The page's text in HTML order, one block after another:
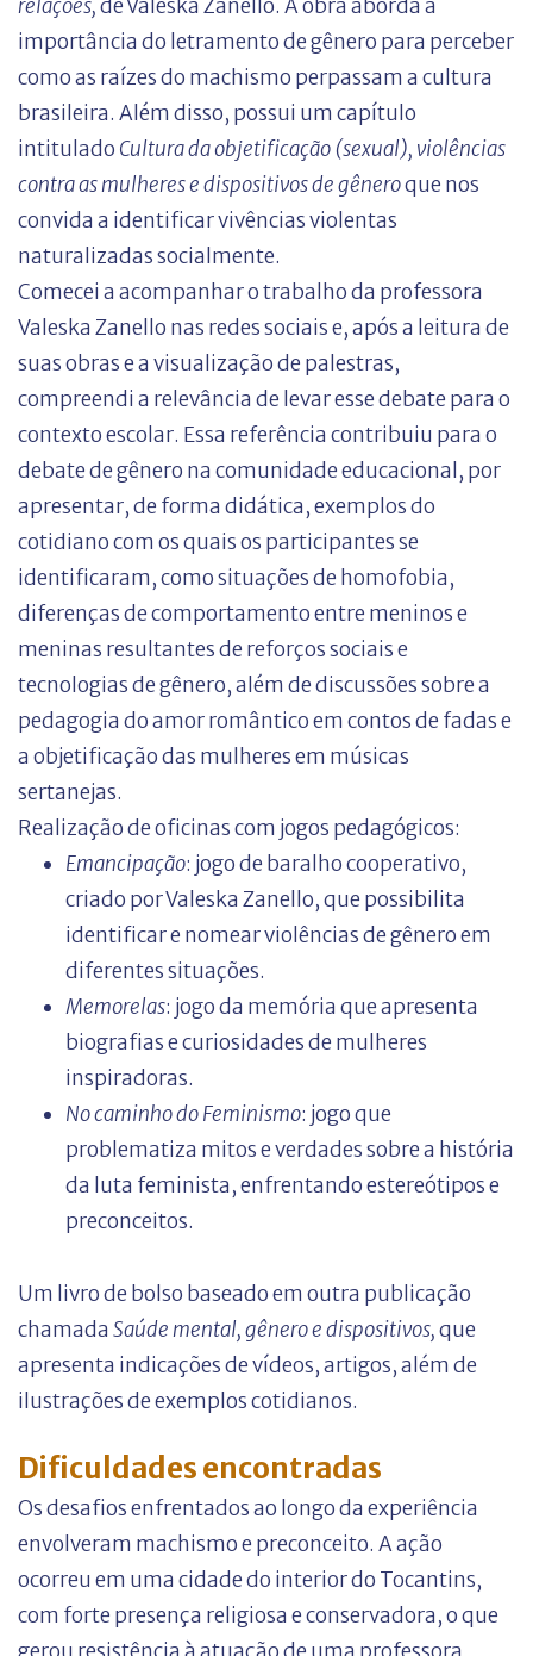
relações,de Valeska Zanello. A obra aborda a
importância do letramento de gênero para perceber
como as raízes do machismo perpassam a cultura
brasileira. Além disso, possui um capítulo
intitulado Cultura da objetificação (sexual), violências
contra as mulheres e dispositivos de gêneroque nos
convida a identificar vivências violentas
naturalizadas socialmente.
Comecei a acompanhar o trabalho da professora
Valeska Zanello nas redes sociais e, após a leitura de
suas obras e a visualização de palestras,
compreendi a relevância de levar esse debate para o
contexto escolar. Essa referência contribuiu para o
debate de gênero na comunidade educacional, por
apresentar, de forma didática, exemplos do
cotidiano com os quais os participantes se
identificaram, como situações de homofobia,
diferenças de comportamento entre meninos e
meninas resultantes de reforços sociais e
tecnologias de gênero, além de discussões sobre a
pedagogia do amor romântico em contos de fadas e
a objetificação das mulheres em músicas
sertanejas.
Realização de oficinas com jogos pedagógicos:
Emancipação: jogo de baralho cooperativo,
criado por Valeska Zanello, que possibilita
identificar e nomear violências de gênero em
diferentes situações.
Memorelas: jogo da memória que apresenta
biografias e curiosidades de mulheres
inspiradoras.
No caminho do Feminismo: jogo que
problematiza mitos e verdades sobre a história
da luta feminista, enfrentando estereótipos e
preconceitos.
Um livro de bolso baseado em outra publicação
chamada Saúde mental, gênero e dispositivos,que
apresenta indicações de vídeos, artigos, além de
ilustrações de exemplos cotidianos.
Dificuldades encontradas
Os desafios enfrentados ao longo da experiência
envolveram machismo e preconceito. A ação
ocorreu em uma cidade do interior do Tocantins,
com forte presença religiosa e conservadora, o que